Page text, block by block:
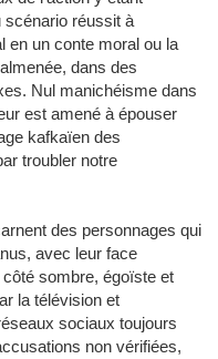
scénario réussit à
en un conte moral ou la
dans des
Nul manichéisme dans
est amené à épouser
kafkaïen des
troubler notre
des personnages qui
avec leur face
sombre, égoïste et
la télévision et
sociaux toujours
non vérifiées,